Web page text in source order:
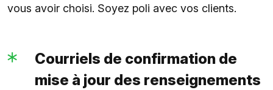
vous avoir choisi. Soyez poli avec vos clients.
Courriels de confirmation de
mise à jour des renseignements